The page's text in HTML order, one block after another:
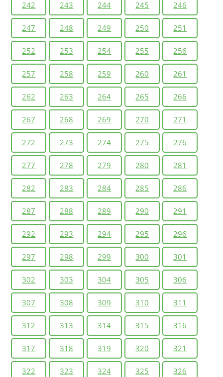
242 243 244 245 246
247 248 249 250 251
252 253 254 255 256
257 258 259 260 261
262 263 264 265 266
267 268 269 270 271
272 273 274 275 276
277 278 279 280 281
282 283 284 285 286
287 288 289 290 291
292 293 294 295 296
297 298 299 300 301
302 303 304 305 306
307 308 309 310 311
312 313 314 315 316
317 318 319 320 321
322 323 324 325 326